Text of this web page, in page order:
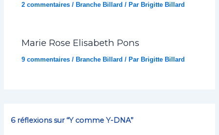
2 commentaires /Branche Billard / ParBrigitte Billard
Marie Rose Elisabeth Pons
9 commentaires /Branche Billard / ParBrigitte Billard
6 réflexions sur “Y comme Y-DNA”